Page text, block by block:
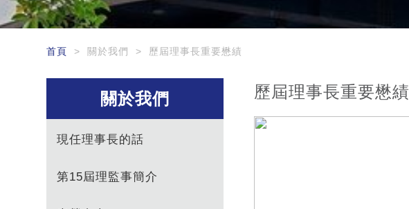
首頁 > 關於我們 > 歷屆理事長重要懋績
關於我們
現任理事長的話
第15屆理監事簡介
歷屆理事長重要懋績